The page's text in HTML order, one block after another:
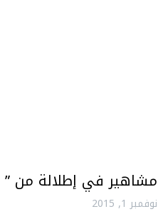
مشاهير في إطلالة من ” Lanvin”
نوفمبر 1, 2015